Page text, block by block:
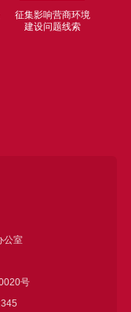
征集影响营商环境
建设问题线索
公室
号